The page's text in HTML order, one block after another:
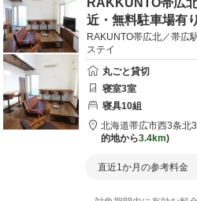
RAKKUNTO帯広
近・無料駐車場有り
RAKUNTO帯広北／帯広
ステイ
丸ごと貸切
寝室3室
寝具10組
北海道帯広市西3条北
的地から3.4km
直近1か月の参考料金